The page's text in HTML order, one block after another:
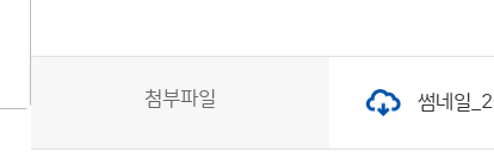
첨부파일 썸네일